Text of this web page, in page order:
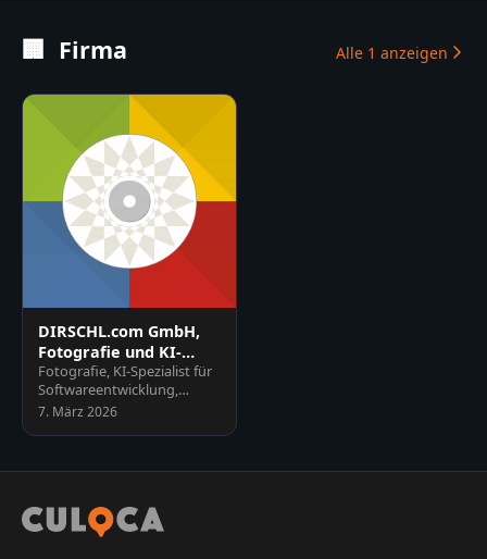
🏢 Firma Alle 1 anzeigen
DIRSCHL.com GmbH,
Fotografie und KI-
Spezialist
Fotografie, KI-Spezialist für
Softwareentwicklung,
Automatisierung und
7. März 2026